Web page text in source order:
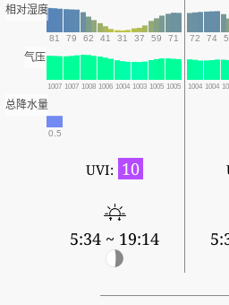
相对湿度
81 79 62 41 31 37 59 71 72 74
气压
1007 1007 1008 1006 1004 1003 1005 1005 1004 1004
总降水量
0.5
UVI: 10
5:34 ~ 19:14